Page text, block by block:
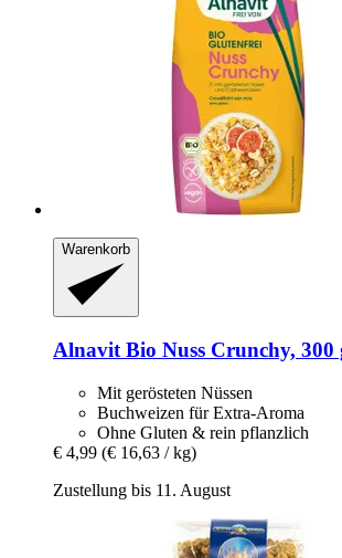
Warenkorb
Alnavit Bio Nuss Crunchy, 300
Mit gerösteten Nüssen
Buchweizen für Extra-Aroma
Ohne Gluten & rein pflanzlich
€ 4,99 (€ 16,63 / kg)
Zustellung bis 11. August